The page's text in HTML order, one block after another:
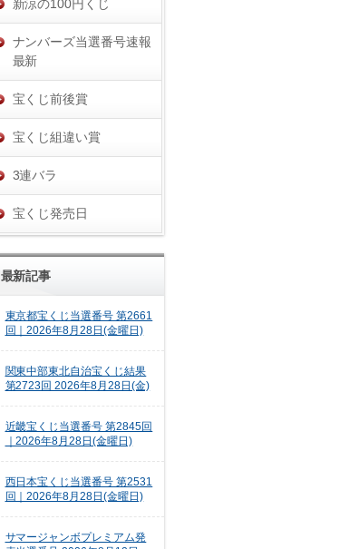
新涼の100円くじ
ナンバーズ当選番号速報
最新
宝くじ前後賞
宝くじ組違い賞
3連バラ
宝くじ発売日
最新記事
東京都宝くじ当選番号 第2661
回｜2026年8月28日(金曜日)
関東中部東北自治宝くじ結果
第2723回 2026年8月28日(金)
近畿宝くじ当選番号 第2845回
｜2026年8月28日(金曜日)
西日本宝くじ当選番号 第2531
回｜2026年8月28日(金曜日)
サマージャンボプレミアム発